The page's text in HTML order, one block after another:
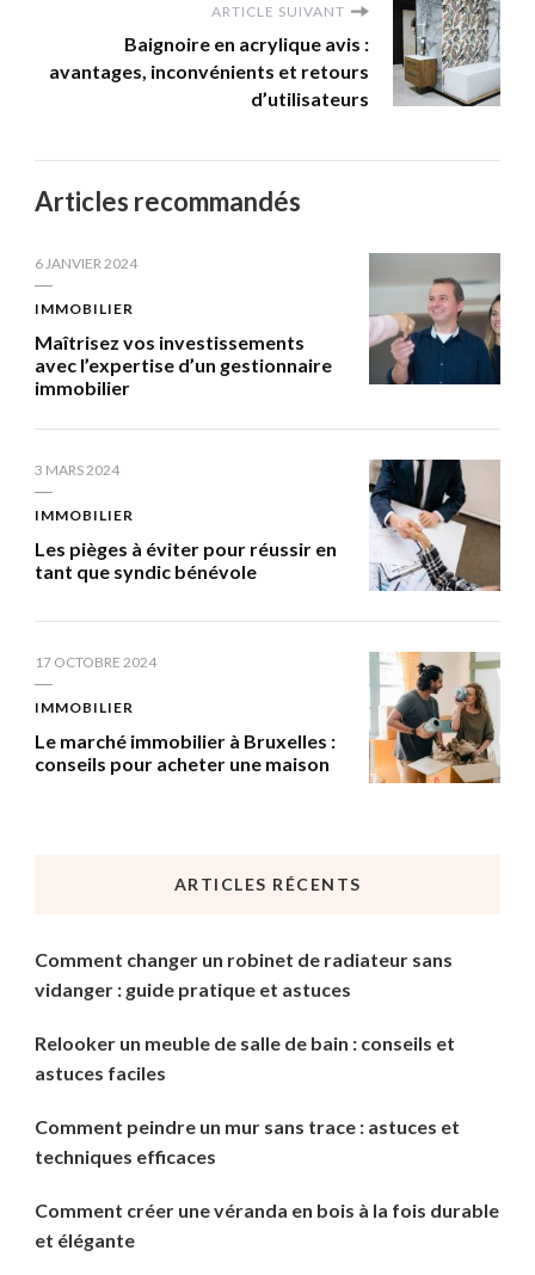
ARTICLE SUIVANT
Baignoire en acrylique avis :
avantages, inconvénients et retours
d’utilisateurs
Articles recommandés
6 JANVIER 2024
IMMOBILIER
Maîtrisez vos investissements
avec l’expertise d’un gestionnaire
immobilier
3 MARS 2024
IMMOBILIER
Les pièges à éviter pour réussir en
tant que syndic bénévole
17 OCTOBRE 2024
IMMOBILIER
Le marché immobilier à Bruxelles :
conseils pour acheter une maison
ARTICLES RÉCENTS
Comment changer un robinet de radiateur sans
vidanger : guide pratique et astuces
Relooker un meuble de salle de bain : conseils et
astuces faciles
Comment peindre un mur sans trace : astuces et
techniques efficaces
Comment créer une véranda en bois à la fois durable
et élégante